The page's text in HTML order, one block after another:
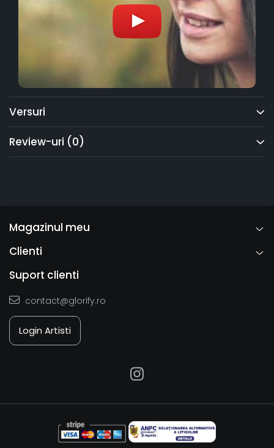
Versuri
Review-uri (0)
Magazinul meu
Clienti
Suport clienti
contact@glorify.ro
Login Artisti